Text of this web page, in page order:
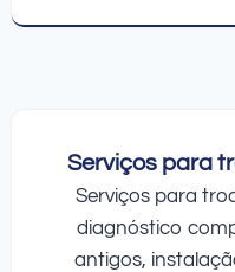
Serviços para
Serviços para
diagnóstico
antigos,